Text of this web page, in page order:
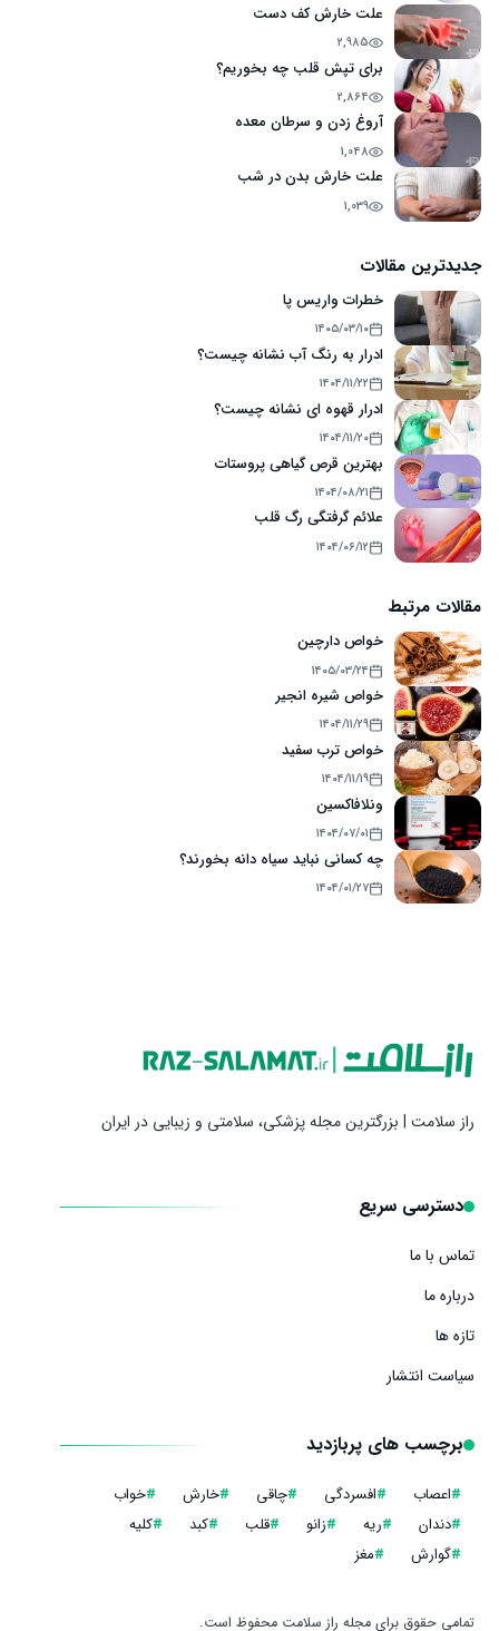
علت خارش کف دست
2,985
برای تپش قلب چه بخوریم؟
2,864
آروغ زدن و سرطان معده
1,048
علت خارش بدن در شب
1,039
جدیدترین مقالات
خطرات واریس پا
۱۴۰۵/۰۳/۱۰
ادرار به رنگ آب نشانه چیست؟
۱۴۰۴/۱۱/۲۲
ادرار قهوه ای نشانه چیست؟
۱۴۰۴/۱۱/۲۰
بهترین قرص گیاهی پروستات
۱۴۰۴/۰۸/۲۱
علائم گرفتگی رگ قلب
۱۴۰۴/۰۶/۱۲
مقالات مرتبط
خواص دارچین
۱۴۰۵/۰۳/۲۴
خواص شیره انجیر
۱۴۰۴/۱۱/۲۹
خواص ترب سفید
۱۴۰۴/۱۱/۱۹
ونلافاکسین
۱۴۰۴/۰۷/۰۱
چه کسانی نباید سیاه دانه بخورند؟
۱۴۰۴/۰۱/۲۷
راز سلامت | بزرگترین مجله پزشکی، سلامتی و زیبایی در ایران
دسترسی سریع
تماس با ما
درباره ما
تازه ها
سیاست انتشار
برچسب های پربازدید
#اعصاب #افسردگی #چاقی #خارش #خواب
#دندان #ریه #زانو #قلب #کبد #کلیه
#گوارش #مغز
تمامی حقوق برای مجله راز سلامت محفوظ است.